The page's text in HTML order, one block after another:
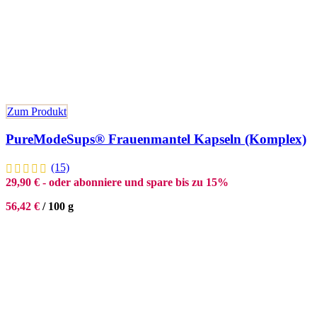
Zum Produkt
PureModeSups® Frauenmantel Kapseln (Komplex)
(15)
29,90 € - oder abonniere und spare bis zu 15%
56,42 € / 100 g